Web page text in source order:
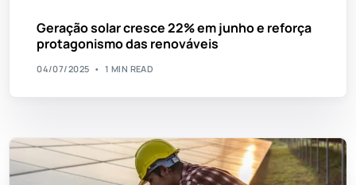
Geração solar cresce 22% em junho e reforça
protagonismo das renováveis
04/07/2025 1 MIN READ